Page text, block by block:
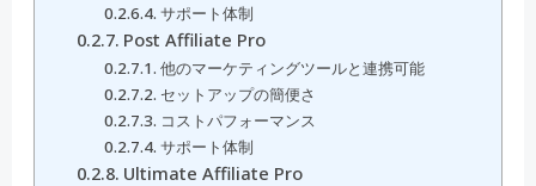
サポート体制
Post Affiliate Pro
他のマーケティングツールと連携可能
セットアップの簡便さ
コストパフォーマンス
サポート体制
Ultimate Affiliate Pro